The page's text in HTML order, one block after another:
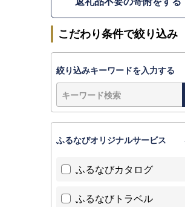
こだわり条件で絞り込み
絞り込みキーワードを入力する
ふるなびオリジナルサービス
ふるなびカタログ
ふるなびトラベル